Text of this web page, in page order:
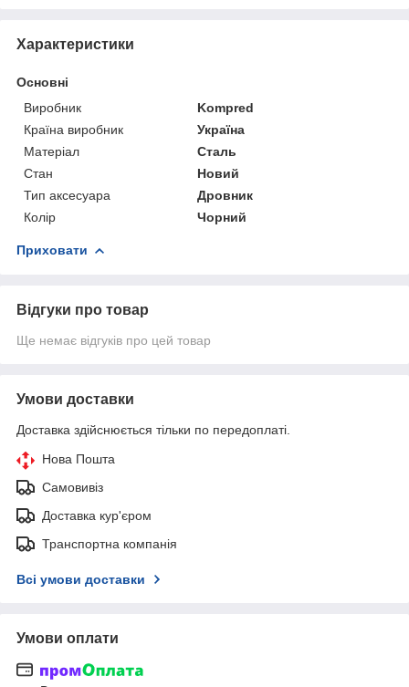
Характеристики
Основні
Виробник
Kompred
Країна виробник
Україна
Матеріал
Сталь
Стан
Новий
Тип аксесуара
Дровник
Колір
Чорний
Приховати
Відгуки про товар
Ще немає відгуків про цей товар
Умови доставки
Доставка здійснюється тільки по передоплаті.
Нова Пошта
Самовивіз
Доставка кур'єром
Транспортна компанія
Всі умови доставки
Умови оплати